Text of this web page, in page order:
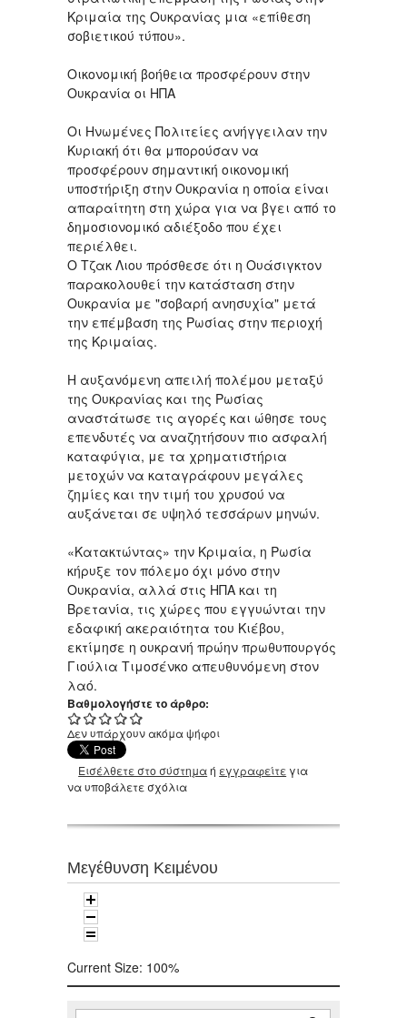
Κριμαία της Ουκρανίας μια «επίθεση
σοβιετικού τύπου».
Οικονομική βοήθεια προσφέρουν στην
Ουκρανία οι ΗΠΑ
Οι Ηνωμένες Πολιτείες ανήγγειλαν την
Κυριακή ότι θα μπορούσαν να
προσφέρουν σημαντική οικονομική
υποστήριξη στην Ουκρανία η οποία είναι
απαραίτητη στη χώρα για να βγει από το
δημοσιονομικό αδιέξοδο που έχει
περιέλθει.
Ο Τζακ Λιου πρόσθεσε ότι η Ουάσιγκτον
παρακολουθεί την κατάσταση στην
Ουκρανία με "σοβαρή ανησυχία" μετά
την επέμβαση της Ρωσίας στην περιοχή
της Κριμαίας.
Η αυξανόμενη απειλή πολέμου μεταξύ
της Ουκρανίας και της Ρωσίας
αναστάτωσε τις αγορές και ώθησε τους
επενδυτές να αναζητήσουν πιο ασφαλή
καταφύγια, με τα χρηματιστήρια
μετοχών να καταγράφουν μεγάλες
ζημίες και την τιμή του χρυσού να
αυξάνεται σε υψηλό τεσσάρων μηνών.
«Κατακτώντας» την Κριμαία, η Ρωσία
κήρυξε τον πόλεμο όχι μόνο στην
Ουκρανία, αλλά στις ΗΠΑ και τη
Βρετανία, τις χώρες που εγγυώνται την
εδαφική ακεραιότητα του Κιέβου,
εκτίμησε η ουκρανή πρώην πρωθυπουργός
Γιούλια Τιμοσένκο απευθυνόμενη στον
λαό.
Βαθμολογήστε το άρθρο:
Δεν υπάρχουν ακόμα ψήφοι
Εισέλθετε στο σύστημαή εγγραφείτε για
να υποβάλετε σχόλια
Μεγέθυνση Κειμένου
Current Size: 100%
Αναζήτηση